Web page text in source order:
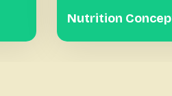
Nutrition